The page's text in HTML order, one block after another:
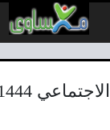
1444